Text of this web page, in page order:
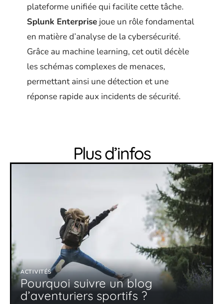
plateforme unifiée qui facilite cette tâche.
Splunk Enterprise joue un rôle fondamental
en matière d’analyse de la cybersécurité.
Grâce au machine learning, cet outil décèle
les schémas complexes de menaces,
permettant ainsi une détection et une
réponse rapide aux incidents de sécurité.
Plus d’infos
ACTIVITÉS
Pourquoi suivre un blog
d’aventuriers sportifs ?